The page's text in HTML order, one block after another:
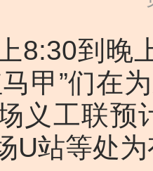
到晚上
甲”们在
义工联预
U站等处